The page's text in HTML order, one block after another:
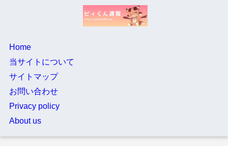
Home
当サイトについて
サイトマップ
お問い合わせ
Privacy policy
About us